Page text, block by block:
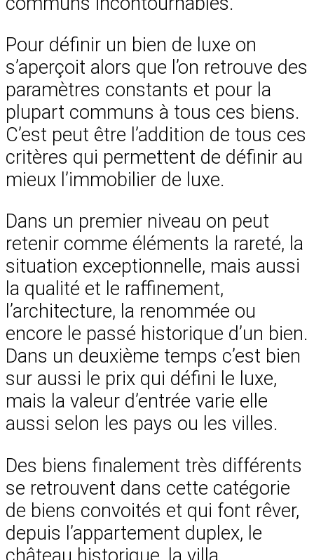
Pour définir un bien de luxe on
s’aperçoit alors que l’on retrouve des
paramètres constants et pour la
plupart communs à tous ces biens.
C’est peut être l’addition de tous ces
critères qui permettent de définir au
mieux l’immobilier de luxe.
Dans un premier niveau on peut
retenir comme éléments la rareté, la
situation exceptionnelle, mais aussi
la qualité et le raffinement,
l’architecture, la renommée ou
encore le passé historique d’un bien.
Dans un deuxième temps c’est bien
sur aussi le prix qui défini le luxe,
mais la valeur d’entrée varie elle
aussi selon les pays ou les villes.
Des biens finalement très différents
se retrouvent dans cette catégorie
de biens convoités et qui font rêver,
depuis l’appartement duplex, le
château historique, la villa